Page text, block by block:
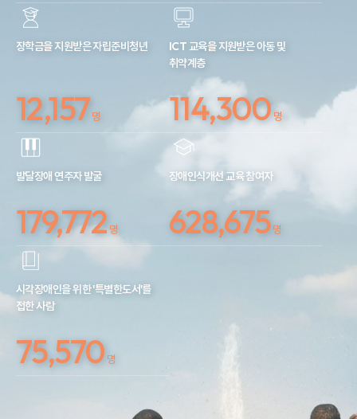
장학금을 지원받은 자립준비청년
12,157명
ICT 교육을 지원받은 아동 및
취약계층
114,300명
발달장애 연주자 발굴
179,772명
장애인식개선 교육 참여자
628,675명
시각장애인을 위한 '특별한도서'를
접한 사람
75,570 명